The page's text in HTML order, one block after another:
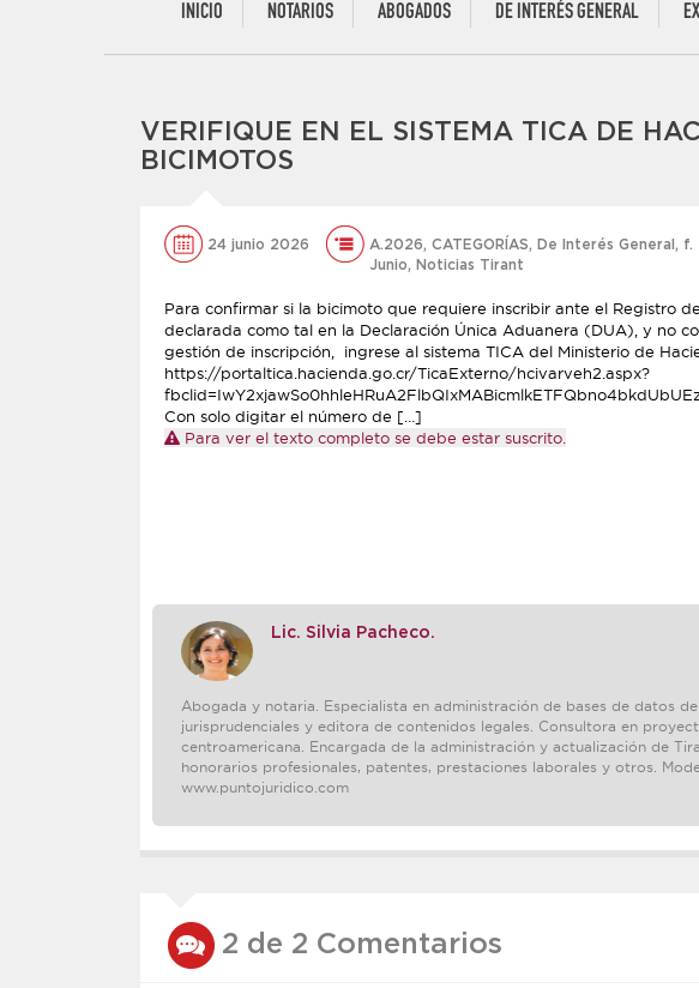
INICIO NOTARIOS ABOGADOS DE INTERÉS GENERAL
VERIFIQUE EN EL SISTEMA TICA DE
BICIMOTOS
24 junio 2026 A.2026, CATEGORÍAS, De Interés General , f.
Junio, Noticias Tirant
Para confirmar si la bicimoto que requiere inscribir ante el Registro
declarada como tal en la Declaración Única Aduanera (DUA), y no
gestión de inscripción, ingrese al sistema TICA del Ministerio de
https://portaltica.hacienda.go.cr/TicaExterno/hcivarveh2.aspx?
Con solo digitar el número de […]
Para ver el texto completo se debe estar suscrito.
Lic. Silvia Pacheco.
Abogada y notaria. Especialista en administración de bases de datos
jurisprudenciales y editora de contenidos legales. Consultora en
centroamericana. Encargada de la administración y actualización de
honorarios profesionales, patentes, prestaciones laborales y otros.
www.puntojuridico.com
2 de 2 Comentarios